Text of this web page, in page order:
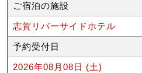
ご宿泊の施設
志賀リバーサイドホテル
予約受付日
2026年08月08日 (土)